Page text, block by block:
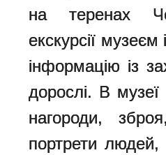
на теренах
екскурсії музеєм
інформацію із
дорослі. В музеї
нагороди,
портрети людей,